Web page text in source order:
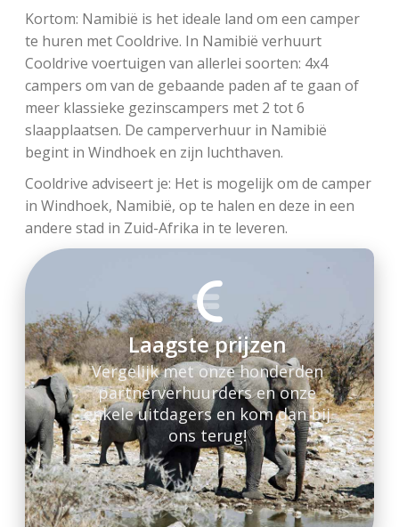
Kortom: Namibië is het ideale land om een camper
te huren met Cooldrive. In Namibië verhuurt
Cooldrive voertuigen van allerlei soorten: 4x4
campers om van de gebaande paden af te gaan of
meer klassieke gezinscampers met 2 tot 6
slaapplaatsen. De camperverhuur in Namibië
begint in Windhoek en zijn luchthaven.
Cooldrive adviseert je: Het is mogelijk om de camper
in Windhoek, Namibië, op te halen en deze in een
andere stad in Zuid-Afrika in te leveren.
Laagste prijzen
Vergelijk met onze honderden
partnerverhuurders en onze
enkele uitdagers en kom dan bij
ons terug!